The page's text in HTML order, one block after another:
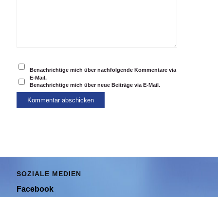
Benachrichtige mich über nachfolgende Kommentare via
E-Mail.
Benachrichtige mich über neue Beiträge via E-Mail.
SOZIALE MEDIEN
Facebook